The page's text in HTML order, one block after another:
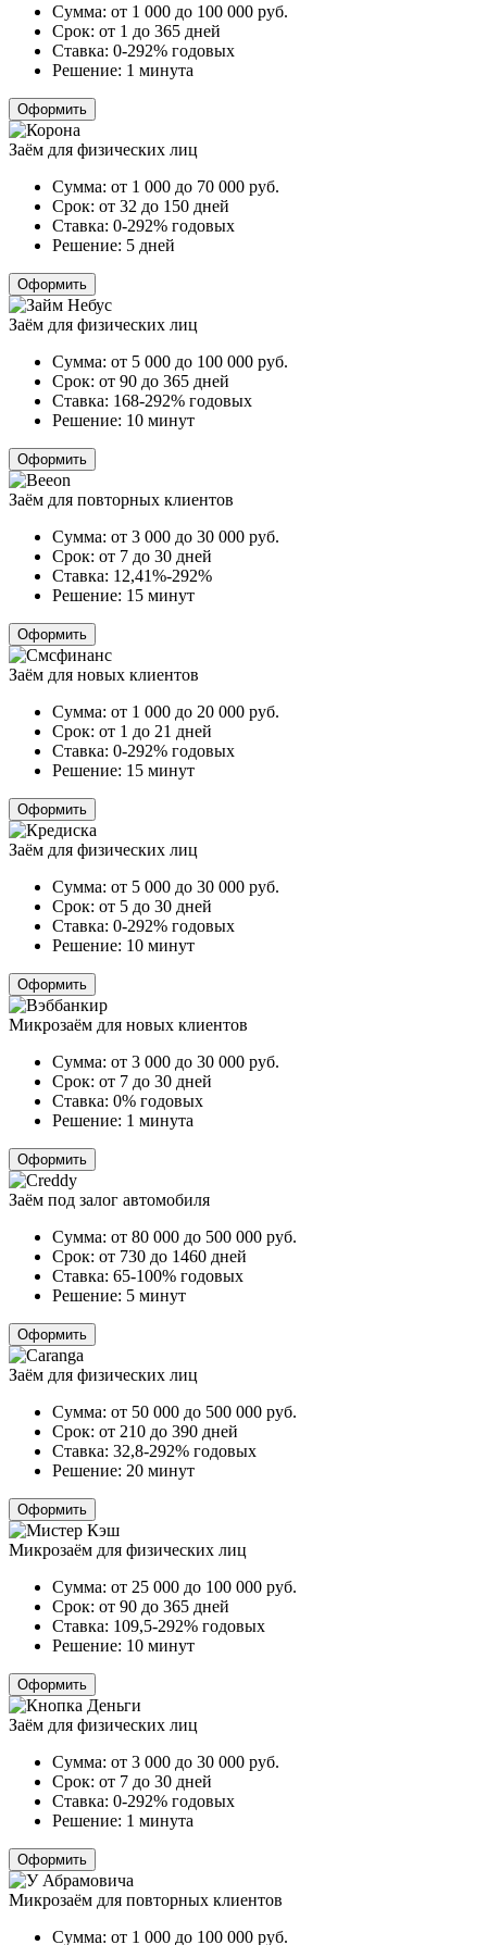
Сумма: от 1 000 до 100 000 руб.
Срок: от 1 до 365 дней
Ставка: 0-292% годовых
Решение: 1 минута
Оформить
Заём для физических лиц
Сумма: от 1 000 до 70 000 руб.
Срок: от 32 до 150 дней
Ставка: 0-292% годовых
Решение: 5 дней
Оформить
Заём для физических лиц
Сумма: от 5 000 до 100 000 руб.
Срок: от 90 до 365 дней
Ставка: 168-292% годовых
Решение: 10 минут
Оформить
Заём для повторных клиентов
Сумма: от 3 000 до 30 000 руб.
Срок: от 7 до 30 дней
Ставка: 12,41%-292%
Решение: 15 минут
Оформить
Заём для новых клиентов
Сумма: от 1 000 до 20 000 руб.
Срок: от 1 до 21 дней
Ставка: 0-292% годовых
Решение: 15 минут
Оформить
Заём для физических лиц
Сумма: от 5 000 до 30 000 руб.
Срок: от 5 до 30 дней
Ставка: 0-292% годовых
Решение: 10 минут
Оформить
Микрозаём для новых клиентов
Сумма: от 3 000 до 30 000 руб.
Срок: от 7 до 30 дней
Ставка: 0% годовых
Решение: 1 минута
Оформить
Заём под залог автомобиля
Сумма: от 80 000 до 500 000 руб.
Срок: от 730 до 1460 дней
Ставка: 65-100% годовых
Решение: 5 минут
Оформить
Заём для физических лиц
Сумма: от 50 000 до 500 000 руб.
Срок: от 210 до 390 дней
Ставка: 32,8-292% годовых
Решение: 20 минут
Оформить
Микрозаём для физических лиц
Сумма: от 25 000 до 100 000 руб.
Срок: от 90 до 365 дней
Ставка: 109,5-292% годовых
Решение: 10 минут
Оформить
Заём для физических лиц
Сумма: от 3 000 до 30 000 руб.
Срок: от 7 до 30 дней
Ставка: 0-292% годовых
Решение: 1 минута
Оформить
Микрозаём для повторных клиентов
Сумма: от 1 000 до 100 000 руб.